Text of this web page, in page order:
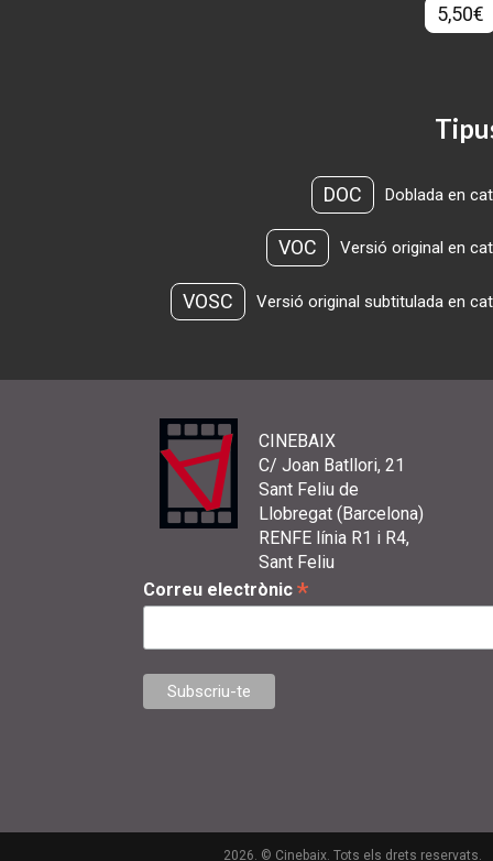
5,50€
DOC Doblada en
VOC Versió original en
VOSC Versió original subtitulada en
CINEBAIX
C/ Joan Batllori, 21
Sant Feliu de
Llobregat (Barcelona)
RENFE línia R1 i R4,
Sant Feliu
Correu electrònic *
2026. © Cinebaix. Tots els drets reservats.